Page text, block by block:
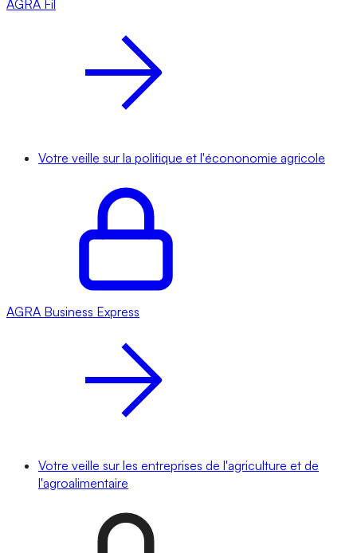
AGRA Fil
Votre veille sur la politique et l'écononomie agricole
AGRA Business Express
Votre veille sur les entreprises de l'agriculture et de
l'agroalimentaire